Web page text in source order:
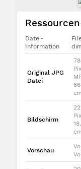
Datei-
Information
Original JPG
Datei
Bildschirm
Vorschau